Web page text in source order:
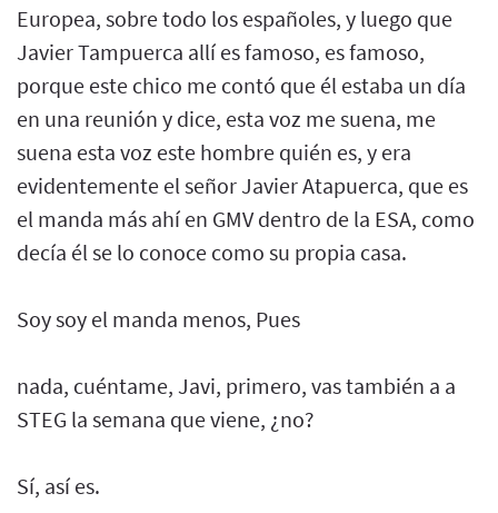
Europea, sobre todo los españoles, y luego que
Javier Tampuerca allí es famoso, es famoso,
porque este chico me contó que él estaba un día
en una reunión y dice, esta voz me suena, me
suena esta voz este hombre quién es, y era
evidentemente el señor Javier Atapuerca, que es
el manda más ahí en GMV dentro de la ESA, como
decía él se lo conoce como su propia casa.
Soy soy el manda menos, Pues
nada, cuéntame, Javi, primero, vas también a a
STEG la semana que viene, ¿no?
Sí, así es.